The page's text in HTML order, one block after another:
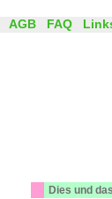
Dies und das
AGB FAQ